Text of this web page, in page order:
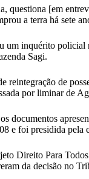
[em
a terra há sete
um inquérito
Sagi.
reintegração de
por liminar de
documentos
e foi presidida
Direito Para
da decisão no